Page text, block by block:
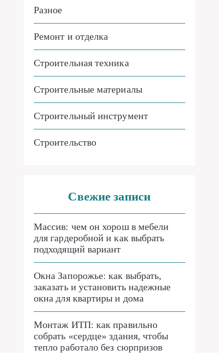
Разное
Ремонт и отделка
Строительная техника
Строительные материалы
Строительный инструмент
Строительство
Свежие записи
Массив: чем он хорош в мебели
для гардеробной и как выбрать
подходящий вариант
Окна Запорожье: как выбрать,
заказать и установить надежные
окна для квартиры и дома
Монтаж ИТП: как правильно
собрать «сердце» здания, чтобы
тепло работало без сюрпризов